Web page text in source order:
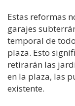
Estas reformas
garajes
temporal de
plaza. Esto
retirarán las
en la plaza, las
existente.